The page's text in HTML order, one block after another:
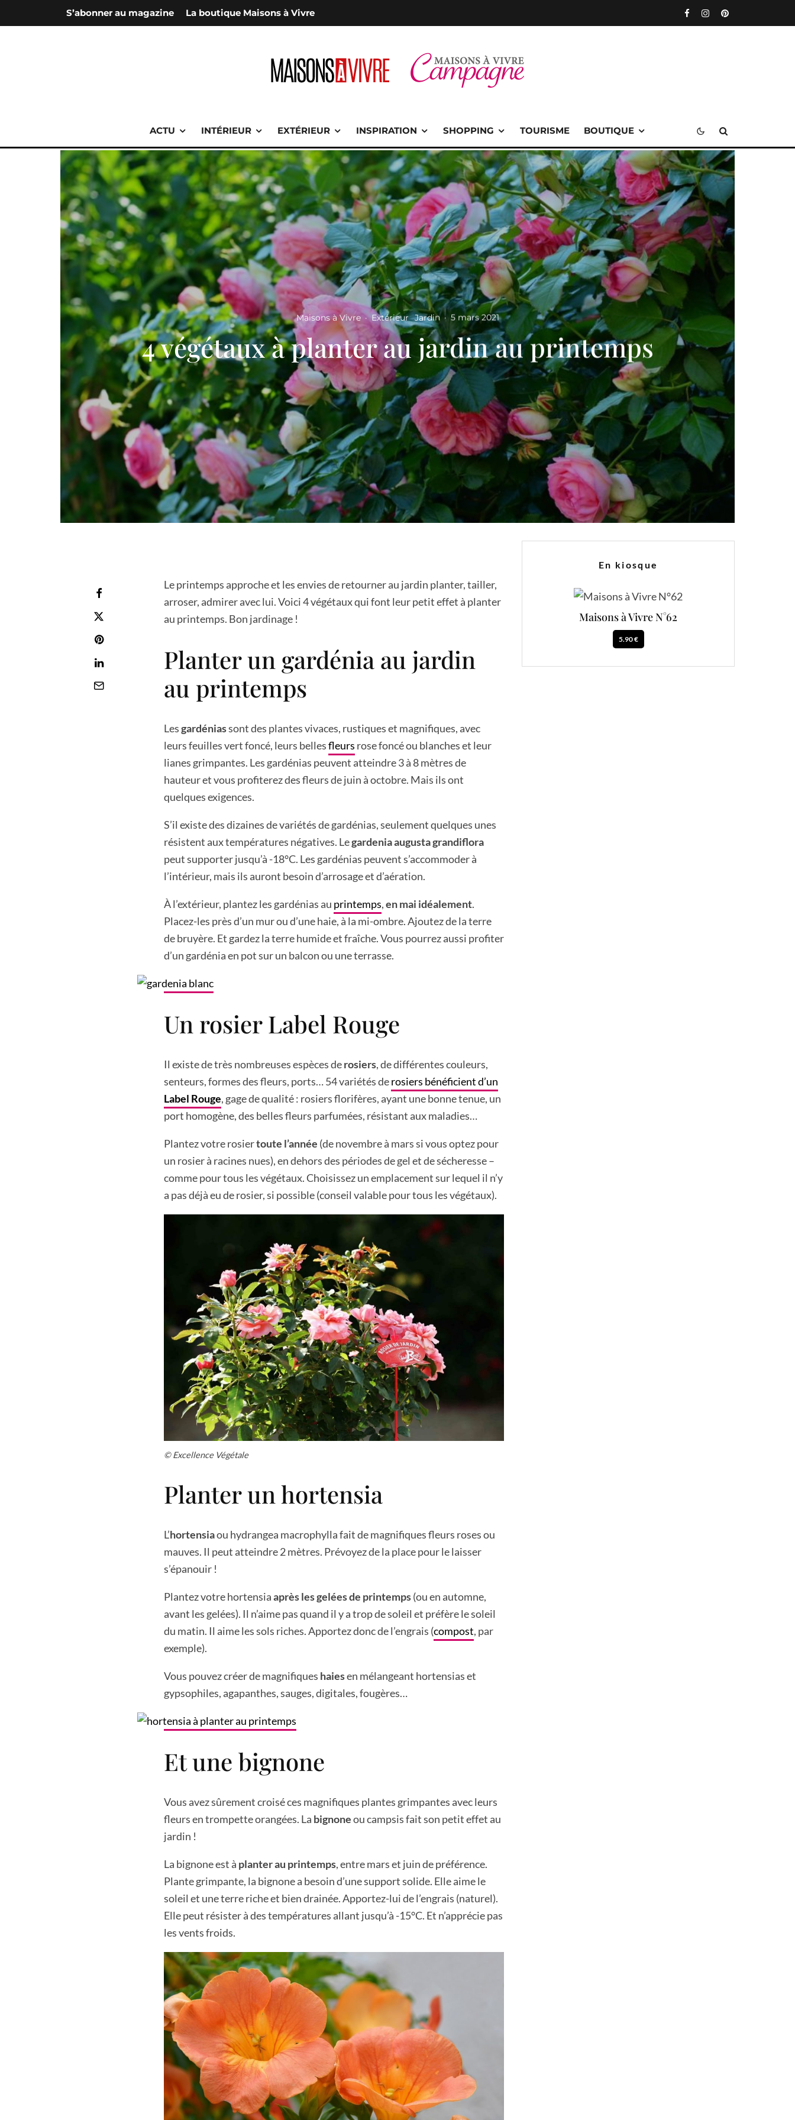
S’abonner au magazine La boutique Maisons à Vivre
ACTU INTÉRIEUR EXTÉRIEUR INSPIRATION SHOPPING TOURISME BOUTIQUE
Maisons à Vivre · Extérieur Jardin · 5 mars 2021
4 végétaux à planter au jardin au printemps
Le printemps approche et les envies de retourner au jardin planter, tailler,
arroser, admirer avec lui. Voici 4 végétaux qui font leur petit effet à planter
au printemps. Bon jardinage !
Planter un gardénia au jardin
au printemps
Lesgardéniassont des plantes vivaces, rustiques et magnifiques, avec
leurs feuilles vert foncé, leurs bellesfleurs rose foncé ou blanches et leur
lianes grimpantes. Les gardénias peuvent atteindre 3 à 8 mètres de
hauteur et vous profiterez des fleurs de juin à octobre. Mais ils ont
quelques exigences.
S’il existe des dizaines de variétés de gardénias, seulement quelques unes
résistent aux températures négatives. Legardenia augusta grandiflora
peut supporter jusqu’à -18°C. Les gardénias peuvent s’accommoder à
l’intérieur, mais ils auront besoin d’arrosage et d’aération.
À l’extérieur, plantez les gardénias au printemps,en mai idéalement.
Placez-les près d’un mur ou d’une haie, à la mi-ombre. Ajoutez de la terre
de bruyère. Et gardez la terre humide et fraîche. Vous pourrez aussi profiter
d’un gardénia en pot sur un balcon ou une terrasse.
Un rosier Label Rouge
Il existe de très nombreuses espèces derosiers, de différentes couleurs,
senteurs, formes des fleurs, ports… 54 variétés derosiers bénéficient d’un
Label Rouge, gage de qualité : rosiers florifères, ayant une bonne tenue, un
port homogène, des belles fleurs parfumées, résistant aux maladies…
Plantez votre rosiertoute l’année (de novembre à mars si vous optez pour
un rosier à racines nues), en dehors des périodes de gel et de sécheresse –
comme pour tous les végétaux. Choisissez un emplacement sur lequel il n’y
a pas déjà eu de rosier, si possible (conseil valable pour tous les végétaux).
© Excellence Végétale
Planter un hortensia
L’hortensiaou hydrangea macrophylla fait de magnifiques fleurs roses ou
mauves. Il peut atteindre 2 mètres. Prévoyez de la place pour le laisser
s’épanouir !
Plantez votre hortensiaaprès les gelées de printemps(ou en automne,
avant les gelées). Il n’aime pas quand il y a trop de soleil et préfère le soleil
du matin. Il aime les sols riches. Apportez donc de l’engrais (compost, par
exemple).
Vous pouvez créer de magnifiques haiesen mélangeant hortensias et
gypsophiles, agapanthes, sauges, digitales, fougères…
Et une bignone
Vous avez sûrement croisé ces magnifiques plantes grimpantes avec leurs
fleurs en trompette orangées. La bignoneou campsis fait son petit effet au
jardin !
La bignone est à planter au printemps, entre mars et juin de préférence.
Plante grimpante, la bignone a besoin d’une support solide. Elle aime le
soleil et une terre riche et bien drainée. Apportez-lui de l’engrais (naturel).
Elle peut résister à des températures allant jusqu’à -15°C. Et n’apprécie pas
les vents froids.
En kiosque
Maisons à Vivre N°62
5.90 €